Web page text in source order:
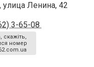
улица Ленина, 42
3-65-08
скажіть,
номер